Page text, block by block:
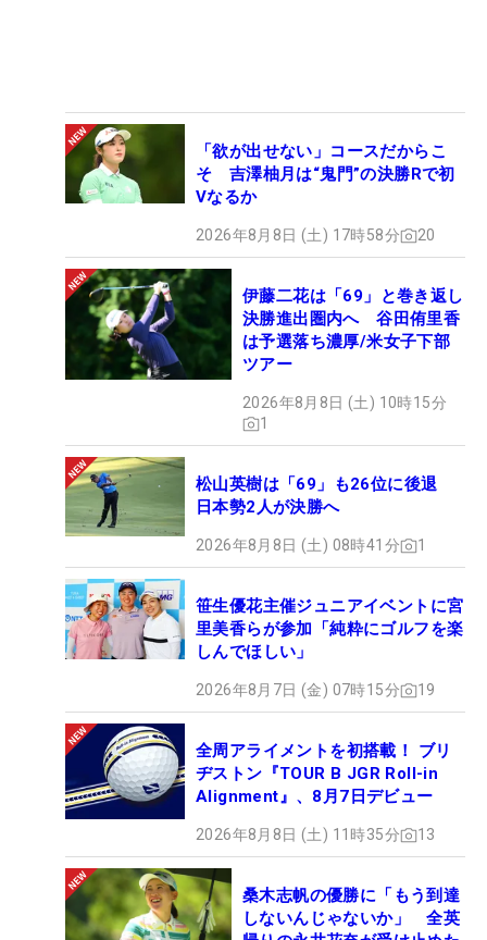
「欲が出せない」コースだからこ
そ 吉澤柚月は“鬼門”の決勝Rで初
Vなるか
2026年8月8日 (土) 17時58分 20
伊藤二花は「69」と巻き返し
決勝進出圏内へ 谷田侑里香
は予選落ち濃厚/米女子下部
ツアー
2026年8月8日 (土) 10時15分
1
松山英樹は「69」も26位に後退
日本勢2人が決勝へ
2026年8月8日 (土) 08時41分 1
笹生優花主催ジュニアイベントに宮
里美香らが参加「純粋にゴルフを楽
しんでほしい」
2026年8月7日 (金) 07時15分 19
全周アライメントを初搭載！ ブリ
ヂストン『TOUR B JGR Roll-in
Alignment』、8月7日デビュー
2026年8月8日 (土) 11時35分 13
桑木志帆の優勝に「もう到達
しないんじゃないか」 全英